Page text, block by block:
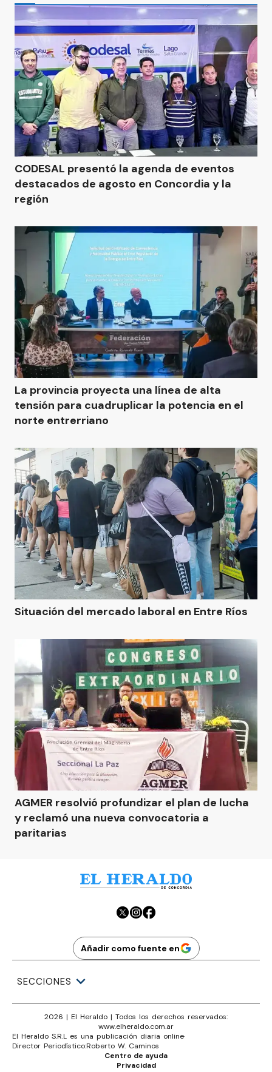
CODESAL presentó la agenda de eventos
destacados de agosto en Concordia y la
región
La provincia proyecta una línea de alta
tensión para cuadruplicar la potencia en el
norte entrerriano
Situación del mercado laboral en Entre Ríos
AGMER resolvió profundizar el plan de lucha
y reclamó una nueva convocatoria a
paritarias
Añadir como fuente en
SECCIONES
2026 | El Heraldo | Todos los derechos reservados:
www.elheraldo.com.ar
El Heraldo S.R.L es una publicación diaria online·
Director Periodístico:Roberto W. Caminos
Privacidad
Centro de ayuda